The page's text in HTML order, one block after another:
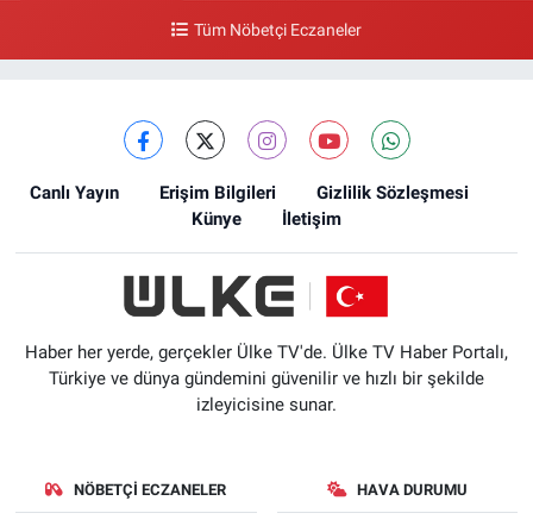
Tüm Nöbetçi Eczaneler
Canlı Yayın Erişim Bilgileri
Gizlilik Sözleşmesi
Künye
İletişim
Haber her yerde, gerçekler Ülke TV'de. Ülke TV Haber Portalı,
Türkiye ve dünya gündemini güvenilir ve hızlı bir şekilde
izleyicisine sunar.
NÖBETÇI ECZANELER HAVA DURUMU